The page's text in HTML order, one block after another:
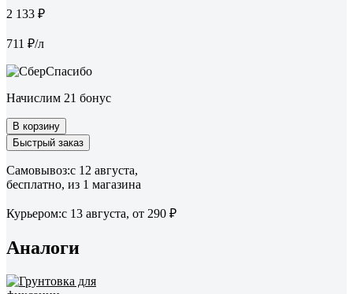
2 133 ₽
711 ₽/л
Начислим 21 бонус
В корзину
Быстрый заказ
Самовывоз:c 12 августа,
бесплатно, из 1 магазина
Курьером:c 13 августа, от 290 ₽
Аналоги